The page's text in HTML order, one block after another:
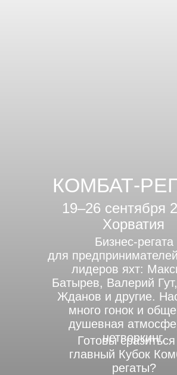
КОМБАТ-
19–26 сентября
Хорватия
Бизнес-регата
для
лидеров яхт:
Батырев, Валерий
Жданов и другие.
много гонок и
душевная
нетворкинг.
Готовы сразиться
главный Кубок
регаты?